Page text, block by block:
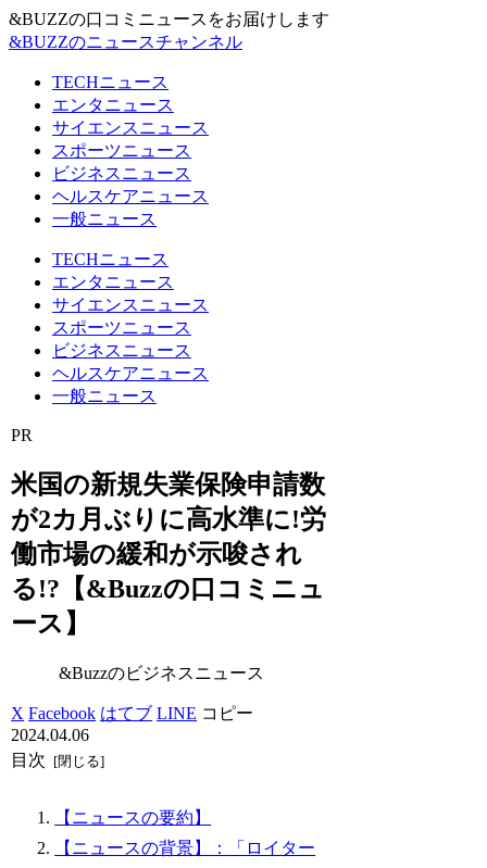
&BUZZの口コミニュースをお届けします
&BUZZのニュースチャンネル
TECHニュース
エンタニュース
サイエンスニュース
スポーツニュース
ビジネスニュース
ヘルスケアニュース
一般ニュース
TECHニュース
エンタニュース
サイエンスニュース
スポーツニュース
ビジネスニュース
ヘルスケアニュース
一般ニュース
PR
米国の新規失業保険申請数
が2カ月ぶりに高水準に!労
働市場の緩和が示唆され
る!?【&Buzzの口コミニュ
ース】
&Buzzのビジネスニュース
X Facebook はてブ LINE コピー
2024.04.06
目次
【ニュースの要約】
【ニュースの背景】：「ロイター